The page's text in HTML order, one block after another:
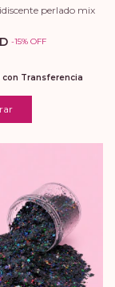
perlado mix
-15% OFF
con Transferencia